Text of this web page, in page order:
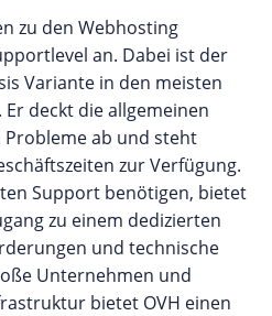
zu erreichen.
Kunden auch das
und erhalten
Minuten eine
Alphahosting auf ihrer
FAQ zu sämtlichen
ein moderiertes
Sie können auf
eigene Bewertung für
oder die Erfahrungen
durchlesen.
zu den Webhosting
an. Dabei ist der
Variante in den meisten
deckt die allgemeinen
ab und steht
zur Verfügung.
Support benötigen, bietet
zu einem dedizierten
und technische
Unternehmen und
bietet OVH einen